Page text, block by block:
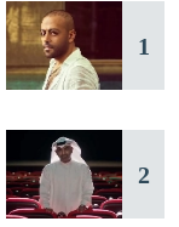
1
2